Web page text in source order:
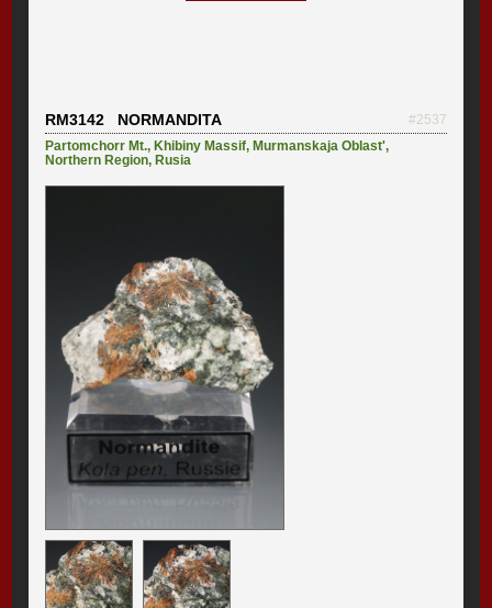
RM3142 NORMANDITA
#2537
Partomchorr Mt., Khibiny Massif, Murmanskaja Oblast',
Northern Region, Rusia